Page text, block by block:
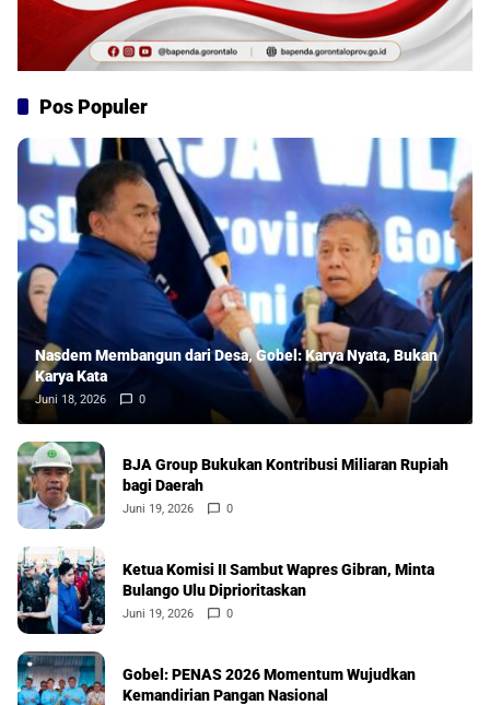
Pos Populer
Nasdem Membangun dari Desa, Gobel: Karya Nyata, Bukan
Karya Kata
Juni 18, 2026 0
BJA Group Bukukan Kontribusi Miliaran Rupiah
bagi Daerah
Juni 19, 2026 0
Ketua Komisi II Sambut Wapres Gibran, Minta
Bulango Ulu Diprioritaskan
Juni 19, 2026 0
Gobel: PENAS 2026 Momentum Wujudkan
Kemandirian Pangan Nasional